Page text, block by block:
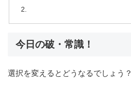
今日の破・常識！
選択を変えるとどうなるでしょう？